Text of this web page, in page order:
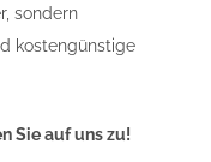
sondern
kostengünstige
Sie auf uns zu!